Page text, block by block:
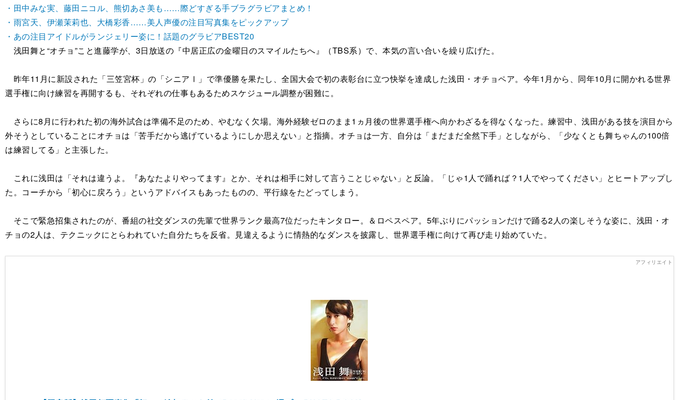
・田中みな実、藤田ニコル、熊切あさ美も……際どすぎる手ブラグラビアまとめ！
・雨宮天、伊瀬茉莉也、大橋彩香……美人声優の注目写真集をピックアップ
・あの注目アイドルがランジェリー姿に！話題のグラビアBEST20
浅田舞と“オチョ”こと進藤学が、3日放送の『中居正広の金曜日のスマイルたちへ』（TBS系）で、本気の言い合いを繰り広げた。
昨年11月に新設された「三笠宮杯」の「シニアⅠ」で準優勝を果たし、全国大会で初の表彰台に立つ快挙を達成した浅田・オチョペア。今年1月から、同年10月に開かれる世界
選手権に向け練習を再開するも、それぞれの仕事もあるためスケジュール調整が困難に。
さらに8月に行われた初の海外試合は準備不足のため、やむなく欠場。海外経験ゼロのまま1ヵ月後の世界選手権へ向かわざるを得なくなった。練習中、浅田がある技を演目から
外そうとしていることにオチョは「苦手だから逃げているようにしか思えない」と指摘。オチョは一方、自分は「まだまだ全然下手」としながら、「少なくとも舞ちゃんの100倍
は練習してる」と主張した。
これに浅田は「それは違うよ。『あなたよりやってます』とか、それは相手に対して言うことじゃない」と反論。「じゃ1人で踊れば？1人でやってください」とヒートアップし
た。コーチから「初心に戻ろう」というアドバイスもあったものの、平行線をたどってしまう。
そこで緊急招集されたのが、番組の社交ダンスの先輩で世界ランク最高7位だったキンタロー。＆ロペスペア。5年ぶりにパッションだけで踊る2人の楽しそうな姿に、浅田・オ
チョの2人は、テクニックにとらわれていた自分たちを反省。見違えるように情熱的なダンスを披露し、世界選手権に向けて再び走り始めていた。